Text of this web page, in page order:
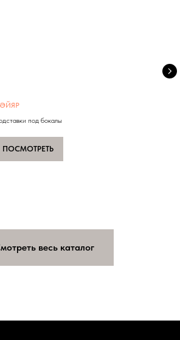
под бокалы
ПОСМОТРЕТЬ
весь каталог